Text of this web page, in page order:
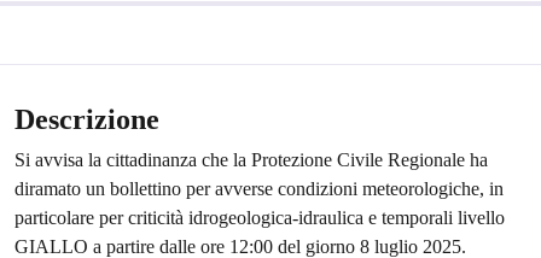
Descrizione
Si avvisa la cittadinanza che la Protezione Civile Regionale ha
diramato un bollettino per avverse condizioni meteorologiche, in
particolare per criticità idrogeologica-idraulica e temporali livello
GIALLO a partire dalle ore 12:00 del giorno 8 luglio 2025.